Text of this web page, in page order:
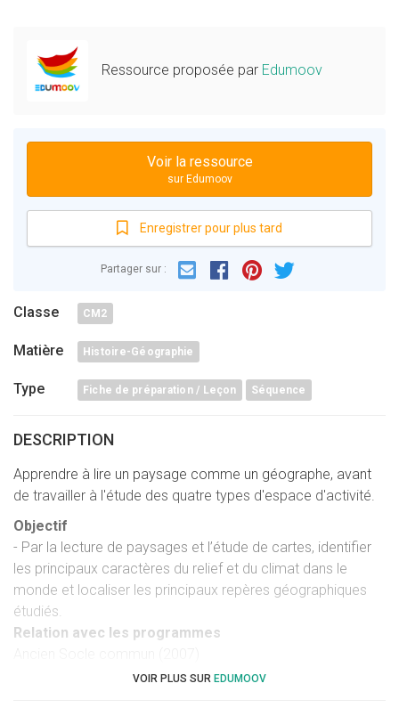
Classe CM2
Matière Histoire-Géographie
Type Fiche de préparation / Leçon Séquence
Voir la ressource
sur Edumoov
Enregistrer pour plus tard
Partager sur : EmailFacebook
Pinterest
Ressource proposée par Edumoov
DESCRIPTION
Apprendre à lire un paysage comme un géographe, avant
de travailler à l'étude des quatre types d'espace d'activité.
Objectif
- Par la lecture de paysages et l’étude de cartes, identifier
les principaux caractères du relief et du climat dans le
monde et localiser les principaux repères géographiques
étudiés.
Relation avec les programmes
Connaître les principaux caractères géographiques
VOIR PLUS SUR EDUMOOV